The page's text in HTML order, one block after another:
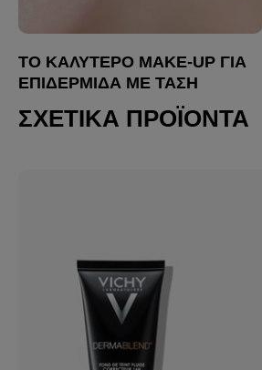
ΤΟ ΚΑΛΎΤΕΡΟ MAKE-UP ΓΙΑ
ΕΠΙΔΕΡΜΊΔΑ ΜΕ ΤΆΣΗ
ΣΧΕΤΙΚΆ ΠΡΟΪΌΝΤΑ